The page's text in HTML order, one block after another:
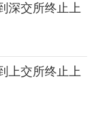
深交所终止上
上交所终止上